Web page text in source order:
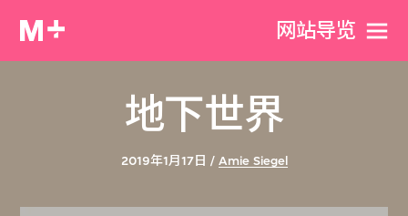
网站导览
2019年1月17日 / Amie Siegel
地下世界